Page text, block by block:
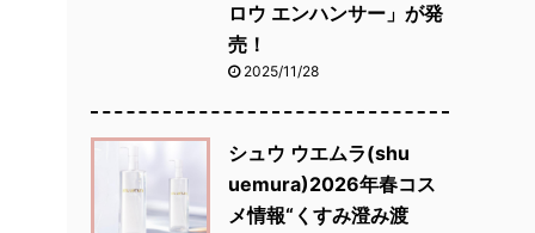
ロウ エンハンサー」が発
売！
2025/11/28
シュウ ウエムラ(shu
uemura)2026年春コス
メ情報“くすみ澄み渡